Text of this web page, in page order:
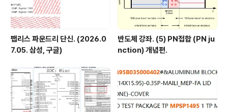
팹리스 파운드리 단신. (2026.0
7.05. 삼성, 구글)
반도체 강좌. (5) PN접합 (PN ju
nction) 개념편.